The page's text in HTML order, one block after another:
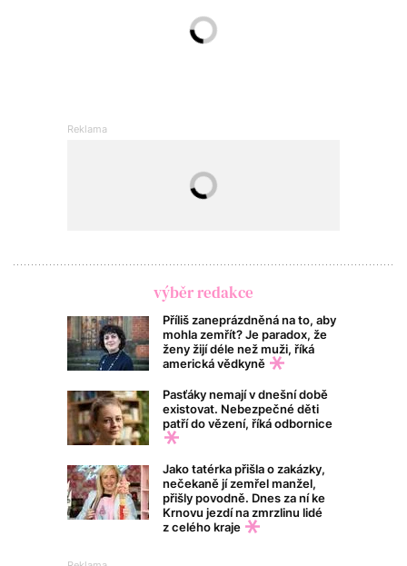
výběr redakce
Příliš zaneprázdněná na to, aby
mohla zemřít? Je paradox, že
ženy žijí déle než muži, říká
americká vědkyně
Pasťáky nemají v dnešní době
existovat. Nebezpečné děti
patří do vězení, říká odbornice
Jako tatérka přišla o zakázky,
nečekaně jí zemřel manžel,
přišly povodně. Dnes za ní ke
Krnovu jezdí na zmrzlinu lidé
z celého kraje